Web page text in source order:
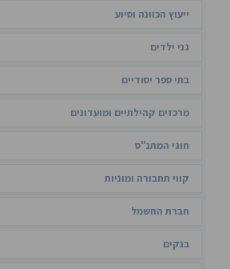
ייעוץ הכוונה וסיוע
גני ילדים
בתי ספר יסודיים
מרכזים קהילתיים ומועדונים
חוגי המתנ"ס
קווי תחבורה ומוניות
חברת החשמל
בנקים